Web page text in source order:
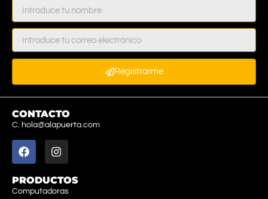
Registrarme
CONTACTO
C. hola@alapuerta.com
PRODUCTOS
Computadoras